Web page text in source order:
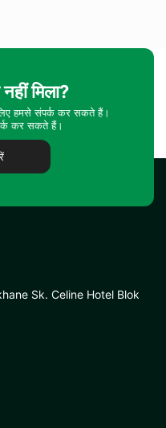
मिला?
हमसे संपर्क कर सकते हैं।
कर सकते हैं।
Sk. Celine Hotel Blok